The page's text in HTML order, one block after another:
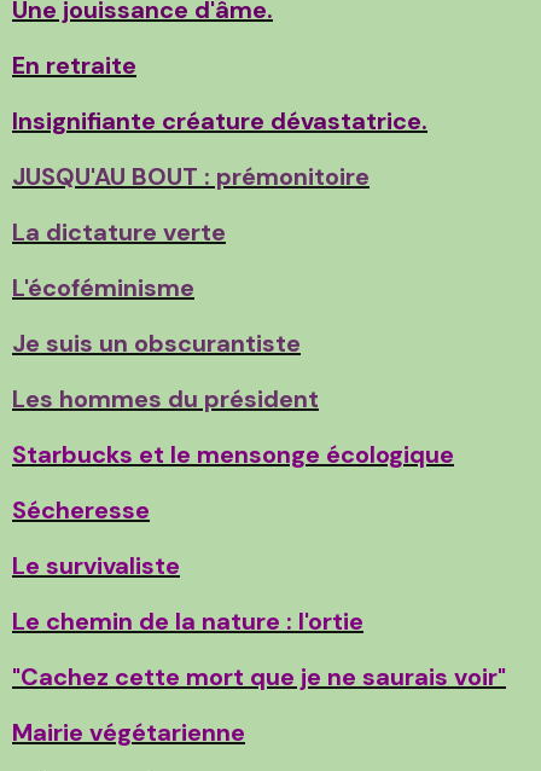
Une jouissance d'âme.
En retraite
Insignifiante créature dévastatrice.
JUSQU'AU BOUT : prémonitoire
La dictature verte
L'écoféminisme
Je suis un obscurantiste
Les hommes du président
Starbucks et le mensonge écologique
Sécheresse
Le survivaliste
Le chemin de la nature : l'ortie
"Cachez cette mort que je ne saurais voir"
Mairie végétarienne